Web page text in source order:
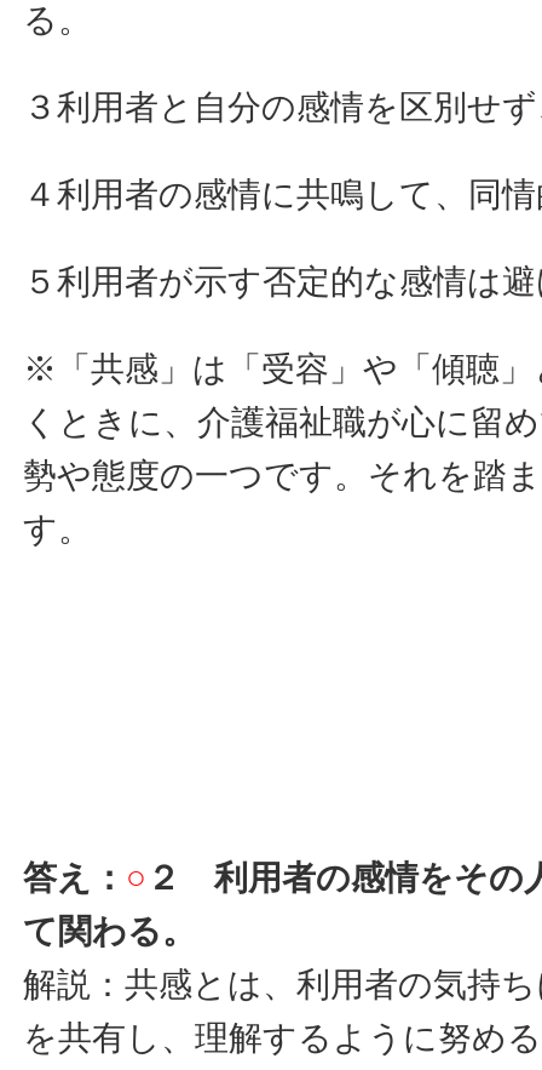
る。
３利用者と自分の感情を区別せ
４利用者の感情に共鳴して、同
５利用者が示す否定的な感情は
※「共感」は「受容」や「傾聴
くときに、介護福祉職が心に留
勢や態度の一つです。それを踏
す。
答え： ○ ２ 利用者の感情をその
て関わる。
解説：共感とは、利用者の気持
を共有し、理解するように努め